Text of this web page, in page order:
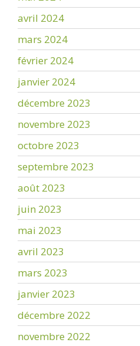
avril 2024
mars 2024
février 2024
janvier 2024
décembre 2023
novembre 2023
octobre 2023
septembre 2023
août 2023
juin 2023
mai 2023
avril 2023
mars 2023
janvier 2023
décembre 2022
novembre 2022